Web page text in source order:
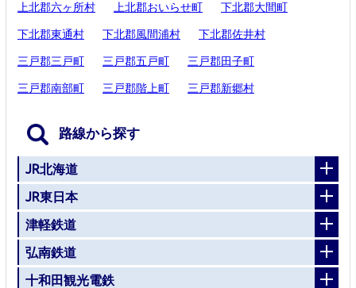
上北郡六ヶ所村 上北郡おいらせ町 下北郡大間町
下北郡東通村 下北郡風間浦村 下北郡佐井村
三戸郡三戸町 三戸郡五戸町 三戸郡田子町
三戸郡南部町 三戸郡階上町 三戸郡新郷村
路線から探す
JR北海道
JR東日本
津軽鉄道
弘南鉄道
十和田観光電鉄